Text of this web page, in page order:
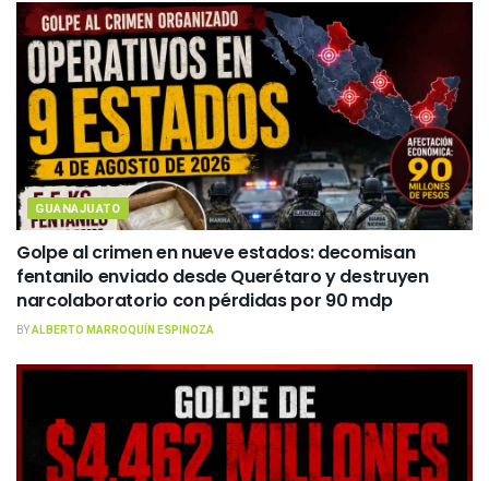
GUANAJUATO
Golpe al crimen en nueve estados: decomisan
fentanilo enviado desde Querétaro y destruyen
narcolaboratorio con pérdidas por 90 mdp
BYALBERTO MARROQUÍN ESPINOZA